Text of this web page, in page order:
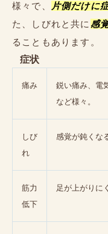
様々で、
片側だけに
た、しびれと共に 感
ることもあります。
症状
痛み
鋭い痛み、電
など様々。
しび
れ
感覚が鈍くな
筋力
低下
足が上がりに